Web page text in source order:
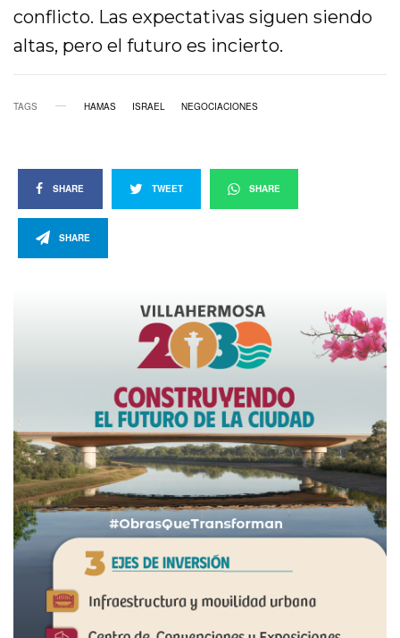
conflicto. Las expectativas siguen siendo
altas, pero el futuro es incierto.
TAGS HAMAS ISRAEL NEGOCIACIONES
SHARE TWEET SHARE
SHARE